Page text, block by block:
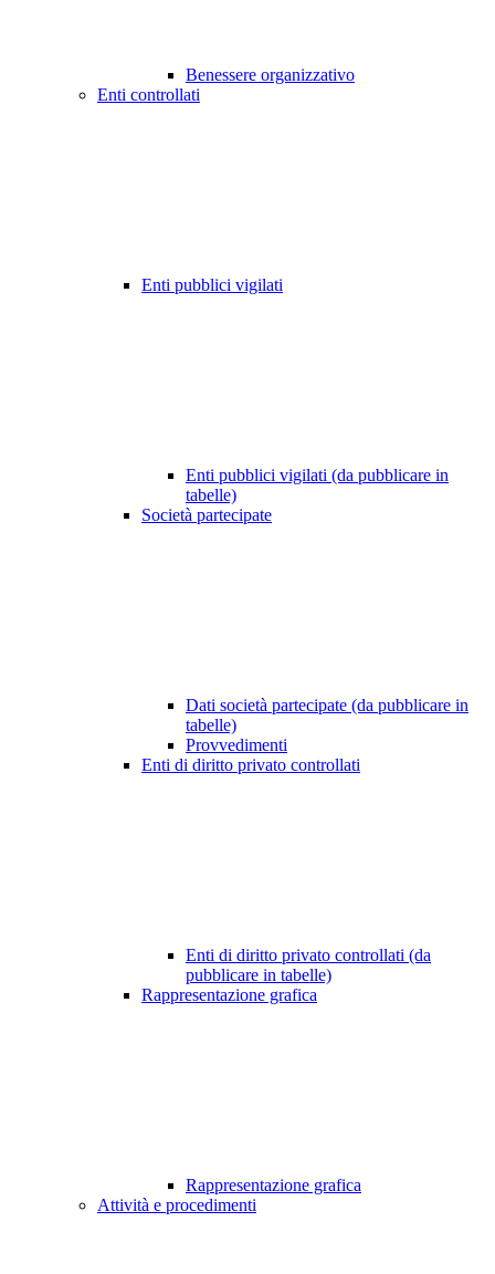
Benessere organizzativo
Enti controllati
Enti pubblici vigilati
Enti pubblici vigilati (da pubblicare in
tabelle)
Società partecipate
Dati società partecipate (da pubblicare in
tabelle)
Provvedimenti
Enti di diritto privato controllati
Enti di diritto privato controllati (da
pubblicare in tabelle)
Rappresentazione grafica
Rappresentazione grafica
Attività e procedimenti